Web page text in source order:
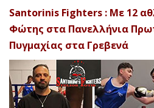
Santorinis Fighters : Με 12
Φώτης στα Πανελλήνια
Πυγμαχίας στα Γρεβενά